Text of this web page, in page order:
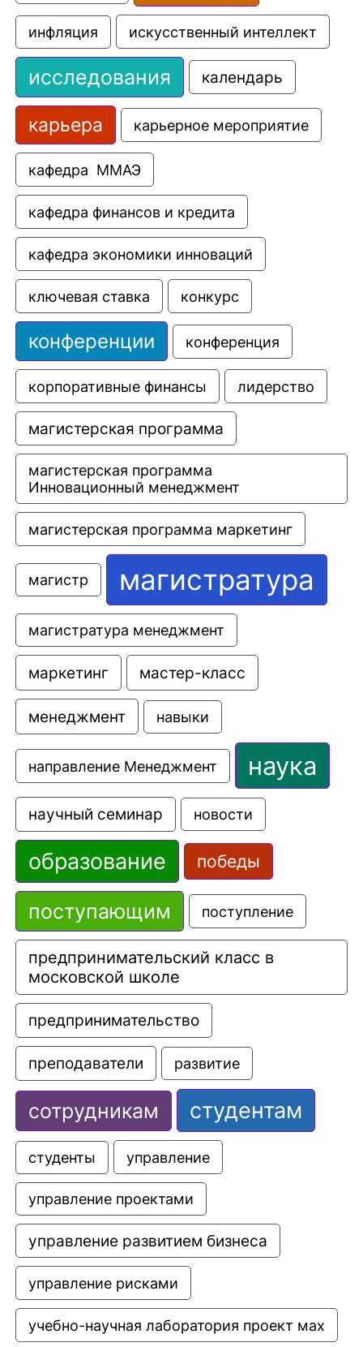
инфляция искусственный интеллект
исследования календарь
карьера карьерное мероприятие
кафедра  ММАЭ
кафедра финансов и кредита
кафедра экономики инноваций
ключевая ставка конкурс
конференции конференция
корпоративные финансы лидерство
магистерская программа
магистерская программа
Инновационный менеджмент
магистерская программа маркетинг
магистр магистратура
магистратура менеджмент
маркетинг мастер-класс
менеджмент навыки
направление Менеджмент наука
научный семинар новости
образование победы
поступающим поступление
предпринимательский класс в
московской школе
предпринимательство
преподаватели развитие
сотрудникам студентам
студенты управление
управление проектами
управление развитием бизнеса
управление рисками
учебно-научная лаборатория проект мах